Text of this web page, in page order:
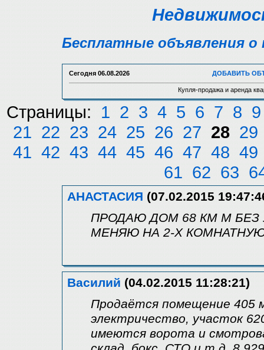
Бесплатные объявления о
Сегодня 06.08.2026 ДОБАВИТЬ
Купля-продажа и аренда
Страницы: 1 2 3 4 5 6 7 8 9
21 22 23 24 25 26 27 28 29
41 42 43 44 45 46 47 48 49
61 62 63
АНАСТАСИЯ (07.02.2015
ПРОДАЮ ДОМ 68 КМ М БЕЗ
МЕНЯЮ НА 2-Х КОМНАТНУЮ
Василий (04.02.2015 11:28:21)
Продаётся помещение 405
электричество, участок
имеются ворота и